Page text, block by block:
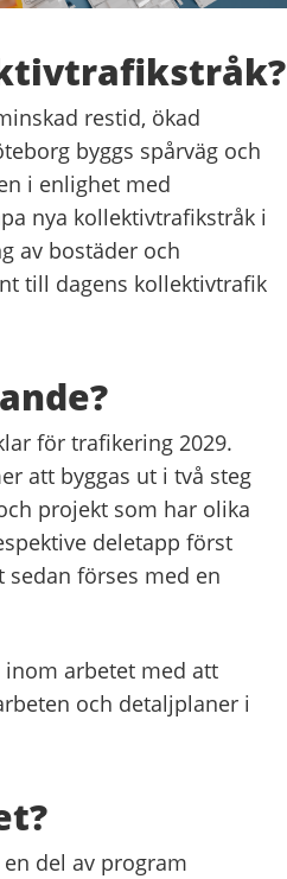
restid, ökad
byggs spårväg och
i enlighet med
nya kollektivtrafikstråk i
av bostäder och
till dagens kollektivtrafik
för trafikering 2029.
att byggas ut i två steg
projekt som har olika
deletapp först
förses med en
arbetet med att
och detaljplaner i
del av program